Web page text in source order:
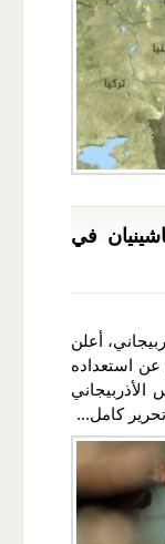
في
أعلن
عن استعداده
الأذربيجاني
كامل...